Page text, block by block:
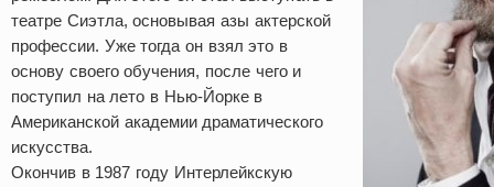
театре Сиэтла, основывая азы актерской
профессии. Уже тогда он взял это в
основу своего обучения, после чего и
поступил на лето в Нью-Йорке в
Американской академии драматического
искусства.
Окончив в 1987 году Интерлейкскую